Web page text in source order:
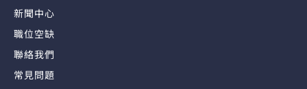
新聞中心
職位空缺
聯絡我們
常見問題